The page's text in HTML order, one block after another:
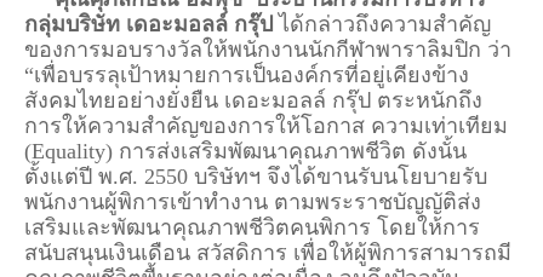
กลุ่มบริษัท เดอะมอลล์ กรุ๊ป ได้กล่าวถึงความสำคัญ
ของการมอบรางวัลให้พนักงานนักกีฬาพาราลิมปิก ว่า
“เพื่อบรรลุเป้าหมายการเป็นองค์กรที่อยู่เคียงข้าง
สังคมไทยอย่างยั่งยืน เดอะมอลล์ กรุ๊ป ตระหนักถึง
การให้ความสำคัญของการให้โอกาส ความเท่าเทียม
(Equality) การส่งเสริมพัฒนาคุณภาพชีวิต ดังนั้น
ตั้งแต่ปี พ.ศ. 2550 บริษัทฯ จึงได้ขานรับนโยบายรับ
พนักงานผู้พิการเข้าทำงาน ตามพระราชบัญญัติส่ง
เสริมและพัฒนาคุณภาพชีวิตคนพิการ โดยให้การ
สนับสนุนเงินเดือน สวัสดิการ เพื่อให้ผู้พิการสามารถมี